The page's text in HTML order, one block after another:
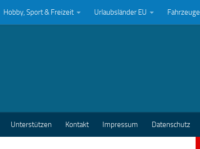
Hobby, Sport & Freizeit Urlaubsländer EU Fahrzeuge
Unterstützen Kontakt Impressum Datenschutz